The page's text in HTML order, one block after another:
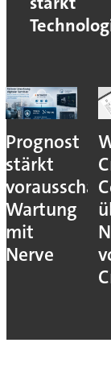
Igus
setzt
auf
Predictive
mit